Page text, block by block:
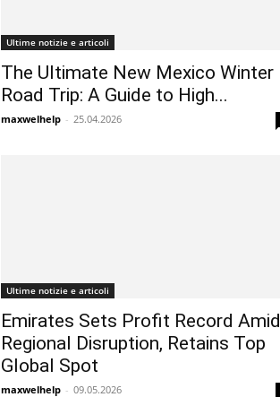
Ultime notizie e articoli
The Ultimate New Mexico Winter
Road Trip: A Guide to High...
maxwelhelp - 25.04.2026
Ultime notizie e articoli
Emirates Sets Profit Record Amid
Regional Disruption, Retains Top
Global Spot
maxwelhelp - 09.05.2026